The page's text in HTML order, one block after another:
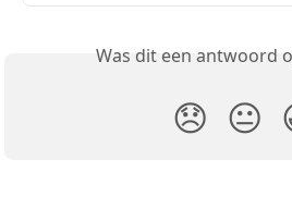
Was dit een antwoord
😞 😐